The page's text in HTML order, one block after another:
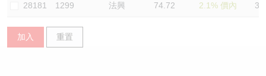
28181 1299 法興 74.72 2.1% 價內
加入 重置
認股證/牛熊證日誌
牛熊證到期結算價查詢
中資ETFs溢價比較